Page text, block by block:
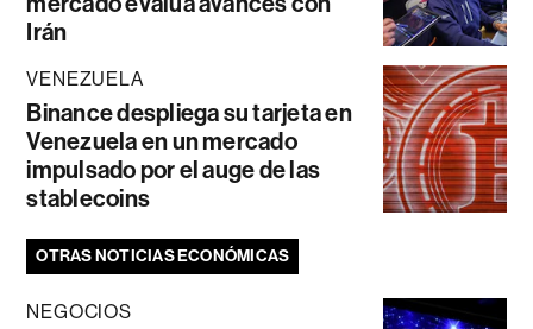
Irán
VENEZUELA
Binance despliega su tarjeta en
Venezuela en un mercado
impulsado por el auge de las
stablecoins
OTRAS NOTICIAS ECONÓMICAS
NEGOCIOS